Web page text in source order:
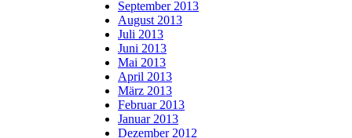
September 2013
August 2013
Juli 2013
Juni 2013
Mai 2013
April 2013
März 2013
Februar 2013
Januar 2013
Dezember 2012